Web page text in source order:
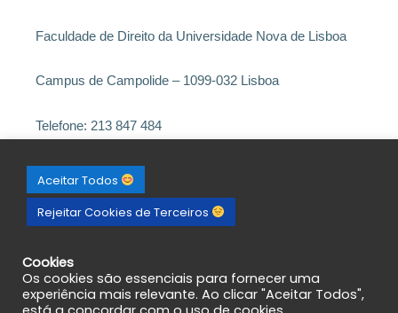
Faculdade de Direito da Universidade Nova de Lisboa
Campus de Campolide – 1099-032 Lisboa
Telefone: 213 847 484
E-mail: cniacc@fd.unl.pt
Site: http://www.arbitragemdeconsumo.org/
https://www.facebook.com/cniacc
Mais informações em Portal do Consumidor
Aceitar Todos
Rejeitar Cookies de Terceiros
Cookies
Os cookies são essenciais para fornecer uma
experiência mais relevante. Ao clicar "Aceitar Todos",